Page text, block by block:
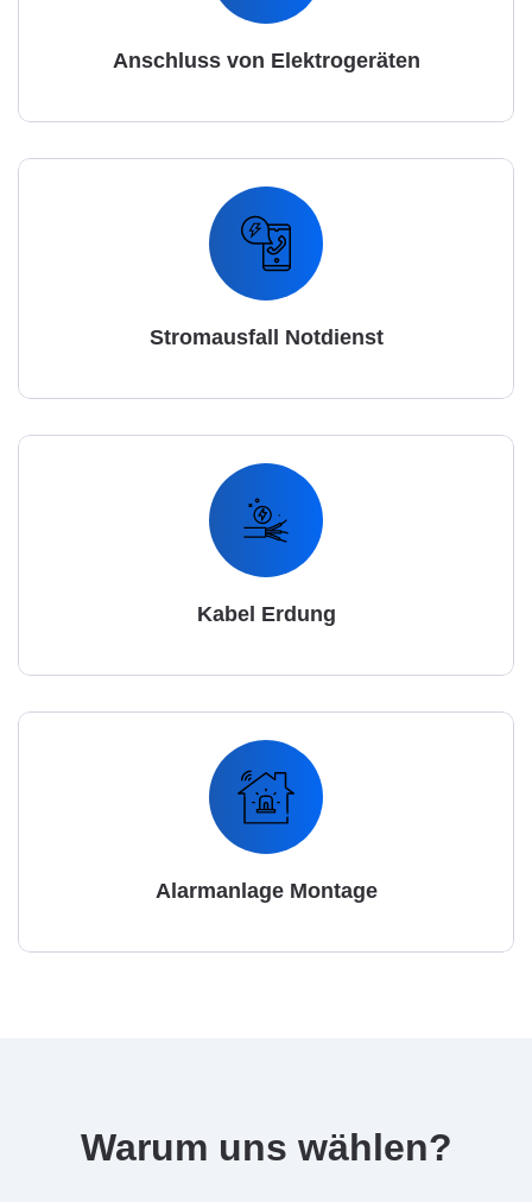
Anschluss von Elektrogeräten
Stromausfall Notdienst
Kabel Erdung
Alarmanlage Montage
Warum uns wählen?